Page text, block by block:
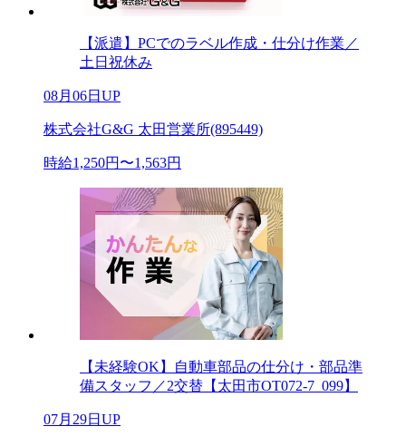
【派遣】PCでのラベル作成・仕分け作業／
土日祝休み
08月06日UP
株式会社G&G 太田営業所(895449)
時給1,250円〜1,563円
【未経験OK】自動車部品の仕分け・部品準
備スタッフ／2交替【太田市OT072-7_099】
07月29日UP